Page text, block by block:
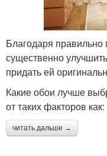
Благодаря
существенно
придать ей
Какие обои лучше
от таких факторов как:
читать дальше →